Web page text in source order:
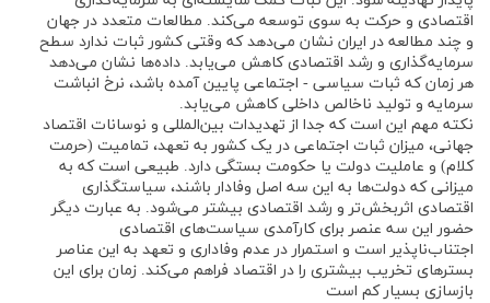
اقتصادی و حرکت به سوی توسعه می‌کند. مطالعات متعدد در جهان
و چند مطالعه در ایران نشان می‌دهد که وقتی کشور ثبات ندارد سطح
سرمایه‌گذاری و رشد اقتصادی کاهش می‌یابد. داده‌ها نشان می‌دهد
هر زمان که ثبات سیاسی - اجتماعی پایین آمده باشد، نرخ انباشت
سرمایه و تولید ناخالص داخلی کاهش می‌یابد.
نکته مهم این است که جدا از تهدیدات بین‌المللی و نوسانات اقتصاد
جهانی، میزان ثبات اجتماعی در یک کشور به تعهد، تمامیت (حرمت
کلام) و عاملیت دولت یا حکومت بستگی دارد. طبیعی است که به
میزانی که دولت‌ها به این سه اصل وفادار باشند، سیاستگذاری
اقتصادی اثربخش‌تر و رشد اقتصادی بیشتر می‌شود. به عبارت دیگر
حضور این سه عنصر برای کارآمدی سیاست‌های اقتصادی
اجتناب‌ناپذیر است و استمرار در عدم وفاداری و تعهد به این عناصر
بستر‌های تخریب بیشتری را در اقتصاد فراهم می‌کند. زمان برای این
بازسازی بسیار کم است